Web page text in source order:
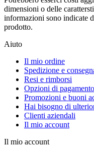
dimensioni o delle
informazioni sono indicate
prodotto.
Aiuto
Il mio ordine
Spedizione e
Resi e rimborsi
Opzioni di pagamento
Promozioni e buoni
Hai bisogno di
Clienti aziendali
Il mio account
Il mio account